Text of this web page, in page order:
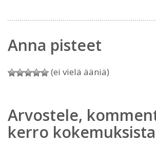
Anna pisteet
(ei vielä ääniä)
Arvostele,
kerro kokemuksista